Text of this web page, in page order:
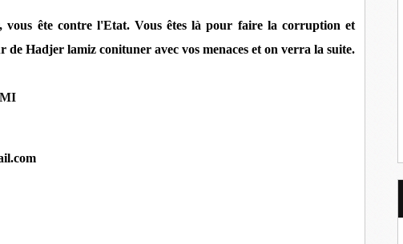
vous ête contre l'Etat. Vous êtes là pour faire la corruption et
de Hadjer lamiz conituner avec vos menaces et on verra la suite.